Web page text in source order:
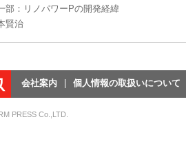
部：リノパワーPの開発経緯
賢治
会社案内 個人情報の取扱いについて
PRESS Co.,LTD.